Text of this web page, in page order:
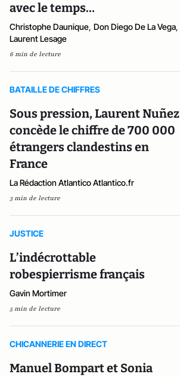
avec le temps…
Christophe Daunique, Don Diego De La Vega,
Laurent Lesage
6 min de lecture
BATAILLE DE CHIFFRES
Sous pression, Laurent Nuñez
concède le chiffre de 700 000
étrangers clandestins en
France
La Rédaction Atlantico Atlantico.fr
3 min de lecture
JUSTICE
L’indécrottable
robespierrisme français
Gavin Mortimer
5 min de lecture
CHICANNERIE EN DIRECT
Manuel Bompart et Sonia